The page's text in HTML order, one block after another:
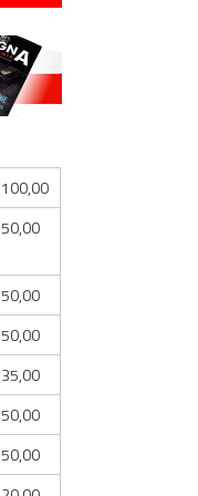
100,00
50,00
50,00
50,00
35,00
50,00
50,00